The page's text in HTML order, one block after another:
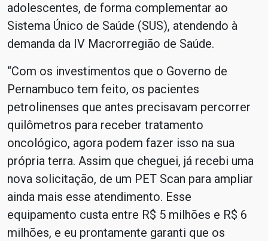
adolescentes, de forma complementar ao
Sistema Único de Saúde (SUS), atendendo à
demanda da IV Macrorregião de Saúde.
“Com os investimentos que o Governo de
Pernambuco tem feito, os pacientes
petrolinenses que antes precisavam percorrer
quilômetros para receber tratamento
oncológico, agora podem fazer isso na sua
própria terra. Assim que cheguei, já recebi uma
nova solicitação, de um PET Scan para ampliar
ainda mais esse atendimento. Esse
equipamento custa entre R$ 5 milhões e R$ 6
milhões, e eu prontamente garanti que os